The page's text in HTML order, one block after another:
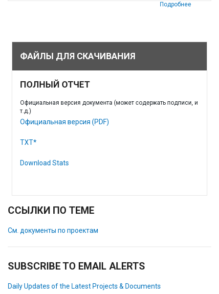
Подробнее
ФАЙЛЫ ДЛЯ СКАЧИВАНИЯ
ПОЛНЫЙ ОТЧЕТ
Официальная версия документа (может содержать подписи, и
т.д.)
Официальная версия (PDF)
TXT*
Download Stats
ССЫЛКИ ПО ТЕМЕ
См. документы по проектам
SUBSCRIBE TO EMAIL ALERTS
Daily Updates of the Latest Projects & Documents